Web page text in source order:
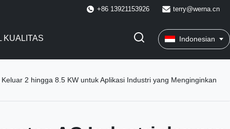
+86 13921153926 terry@werna.cn
KUALITAS Indonesian
2 hingga 8.5 KW untuk Aplikasi Industri yang Menginginkan